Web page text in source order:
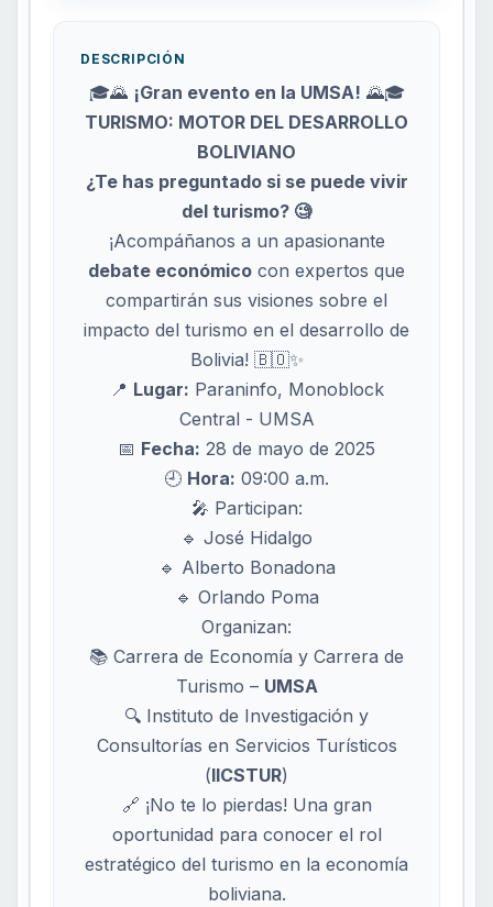
DESCRIPCIÓN
🎓🌄 ¡Gran evento en la UMSA! 🌄🎓
TURISMO: MOTOR DEL DESARROLLO
BOLIVIANO
¿Te has preguntado si se puede vivir
del turismo? 🧐
¡Acompáñanos a un apasionante
debate económico con expertos que
compartirán sus visiones sobre el
impacto del turismo en el desarrollo de
Bolivia! 🇧🇴✨
📍 Lugar: Paraninfo, Monoblock
Central - UMSA
📅 Fecha: 28 de mayo de 2025
🕘 Hora: 09:00 a.m.
🎤 Participan:
🔹 José Hidalgo
🔹 Alberto Bonadona
🔹 Orlando Poma
Organizan:
📚 Carrera de Economía y Carrera de
Turismo – UMSA
🔍 Instituto de Investigación y
Consultorías en Servicios Turísticos
(IICSTUR)
🔗 ¡No te lo pierdas! Una gran
oportunidad para conocer el rol
estratégico del turismo en la economía
boliviana.